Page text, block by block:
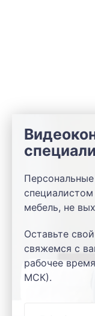
специалистом
мебель, не
Оставьте
свяжемся с
рабочее
МСК).